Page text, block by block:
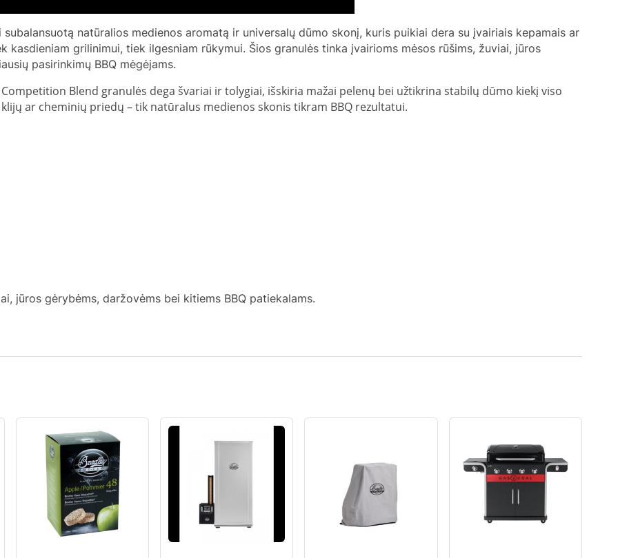
natūralios medienos aromatą ir universalų dūmo skonį, kuris puikiai dera su įvairiais kepamais ar
kasdieniam grilinimui, tiek ilgesniam rūkymui. Šios granulės tinka įvairioms mėsos rūšims, žuviai, jūros
pasirinkimų BBQ mėgėjams.
Blend granulės dega švariai ir tolygiai, išskiria mažai pelenų bei užtikrina stabilų dūmo kiekį viso
ar cheminių priedų – tik natūralus medienos skonis tikram BBQ rezultatui.
jūros gėrybėms, daržovėms bei kitiems BBQ patiekalams.